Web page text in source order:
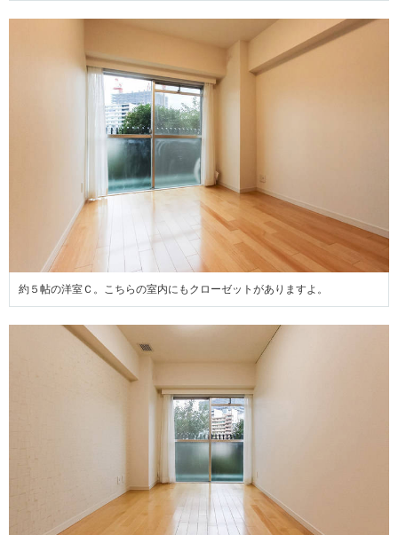
約５帖の洋室Ｃ。こちらの室内にもクローゼットがありますよ。